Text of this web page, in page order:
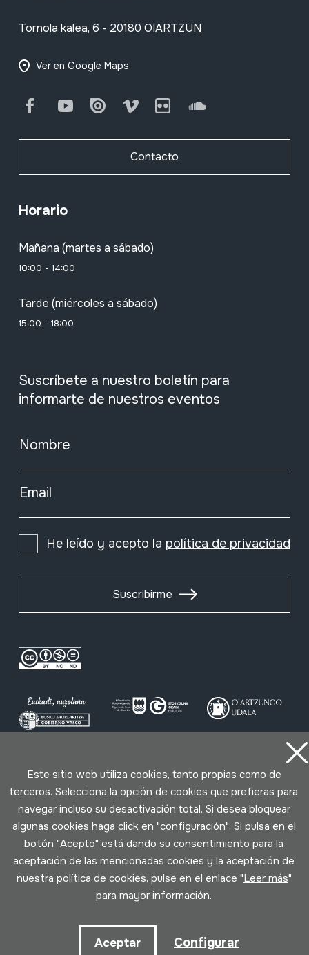
Tornola kalea, 6 - 20180 OIARTZUN
Ver en Google Maps
FacebookYoutube Issuu Vimeo Flickr SoundCloud
Contacto
Horario
Mañana (martes a sábado)
10:00 - 14:00
Tarde (miércoles a sábado)
15:00 - 18:00
Suscríbete a nuestro boletín para
informarte de nuestros eventos
Nombre
Email
He leído y acepto la política de privacidad
Suscribirme
Condiciones de uso
Política de privacidad
Política de cookies
Desarrollado por Lotura
Este sitio web utiliza cookies, tanto propias como de
terceros. Selecciona la opción de cookies que prefieras para
navegar incluso su desactivación total. Si desea bloquear
algunas cookies haga click en "configuración". Si pulsa en el
botón "Acepto" está dando su consentimiento para la
aceptación de las mencionadas cookies y la aceptación de
nuestra política de cookies, pulse en el enlace "Leer más"
para mayor información.
Aceptar Configurar